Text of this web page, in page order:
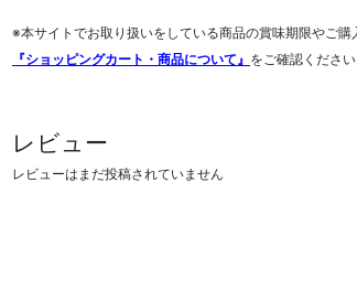
※本サイトでお取り扱いをしている商品の賞味期限やご
『ショッピングカート・商品について』 をご確認ください
レビュー
レビューはまだ投稿されていません